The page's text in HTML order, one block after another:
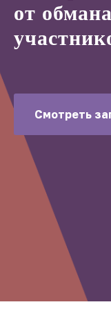
от
Смотреть